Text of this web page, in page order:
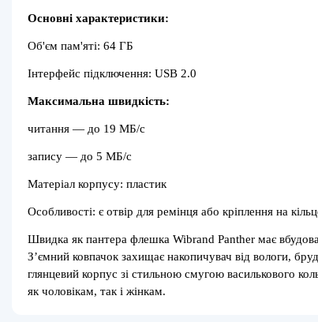
Основні характеристики:
Об'єм пам'яті: 64 ГБ
Інтерфейс підключення: USB 2.0
Максимальна швидкість:
читання — до 19 МБ/с
запису — до 5 МБ/с
Матеріал корпусу: пластик
Особливості: є отвір для ремінця або кріплення на
Швидка як пантера флешка Wibrand Panther має
З’ємний ковпачок захищає накопичувач від вологи,
глянцевий корпус зі стильною смугою василькового
як чоловікам, так і жінкам.